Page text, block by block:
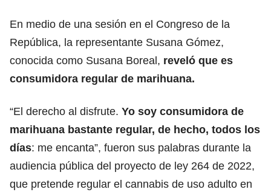
En medio de una sesión en el Congreso de la
República, la representante Susana Gómez,
conocida como Susana Boreal, reveló que es
consumidora regular de marihuana.
“El derecho al disfrute. Yo soy consumidora de
marihuana bastante regular, de hecho, todos los
días: me encanta”, fueron sus palabras durante la
audiencia pública del proyecto de ley 264 de 2022,
que pretende regular el cannabis de uso adulto en